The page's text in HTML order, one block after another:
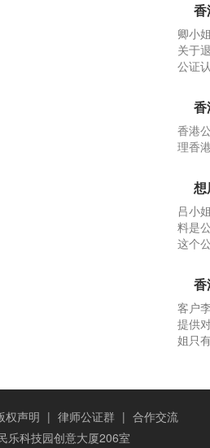
香
卿小
关于
公证
香
香港
理香
想
吕小
料是
这个
香
客户
提供
姐只
权声明 | 律师公证群 | 合作交流
乐科技园创意大厦206室